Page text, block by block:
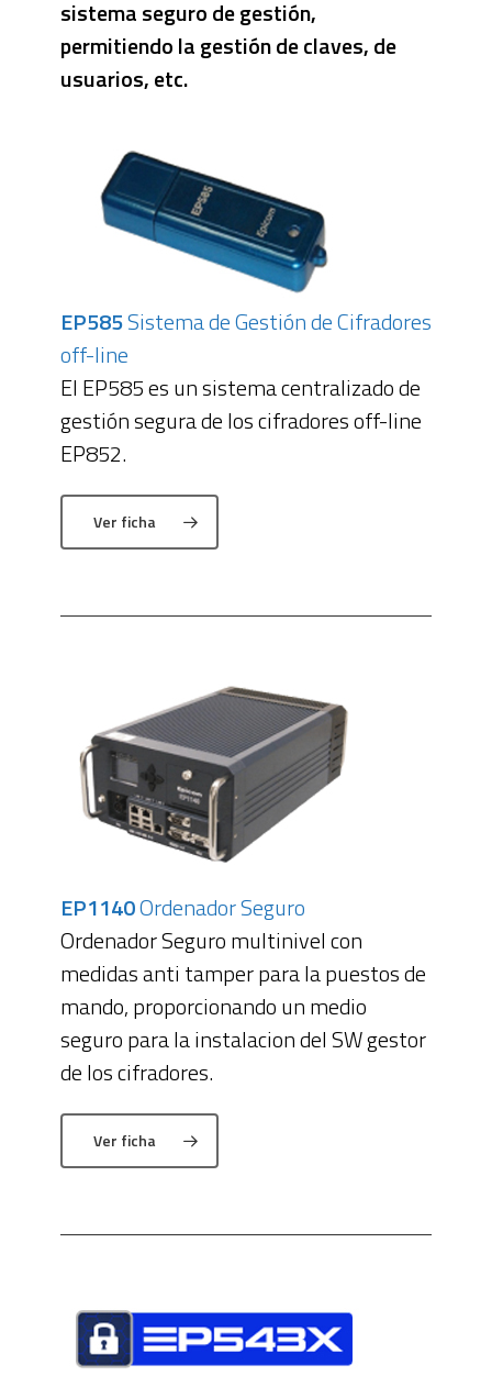
sistema seguro de gestión,
permitiendo la gestión de claves, de
usuarios, etc.
EP585Sistema de Gestión de Cifradores
off-line
El EP585 es un sistema centralizado de
gestión segura de los cifradores off-line
EP852.
Ver ficha
EP1140Ordenador Seguro
Ordenador Seguro multinivel con
medidas anti tamper para la puestos de
mando, proporcionando un medio
seguro para la instalacion del SW gestor
de los cifradores.
Ver ficha